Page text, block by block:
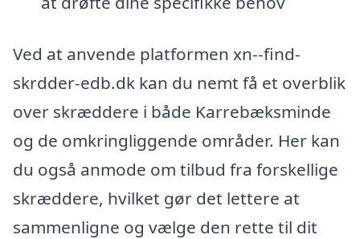
Ved at anvende platformen xn--find-
skrdder-edb.dk kan du nemt få et overblik
over skræddere i både Karrebæksminde
og de omkringliggende områder. Her kan
du også anmode om tilbud fra forskellige
skræddere, hvilket gør det lettere at
sammenligne og vælge den rette til dit